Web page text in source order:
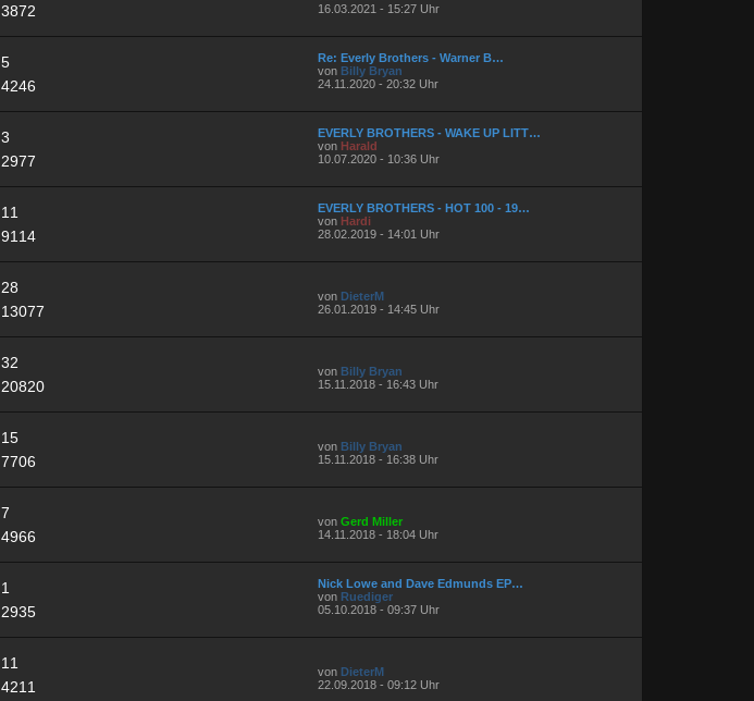
3872
16.03.2021 - 15:27 Uhr
5
4246
Re: Everly Brothers - Warner B…
von Billy Bryan
24.11.2020 - 20:32 Uhr
3
2977
EVERLY BROTHERS - WAKE UP LITT…
von Harald
10.07.2020 - 10:36 Uhr
11
9114
EVERLY BROTHERS - HOT 100 - 19…
von Hardi
28.02.2019 - 14:01 Uhr
28
13077
von DieterM
26.01.2019 - 14:45 Uhr
32
20820
von Billy Bryan
15.11.2018 - 16:43 Uhr
15
7706
von Billy Bryan
15.11.2018 - 16:38 Uhr
7
4966
von Gerd Miller
14.11.2018 - 18:04 Uhr
1
2935
Nick Lowe and Dave Edmunds EP…
von Ruediger
05.10.2018 - 09:37 Uhr
11
4211
von DieterM
22.09.2018 - 09:12 Uhr